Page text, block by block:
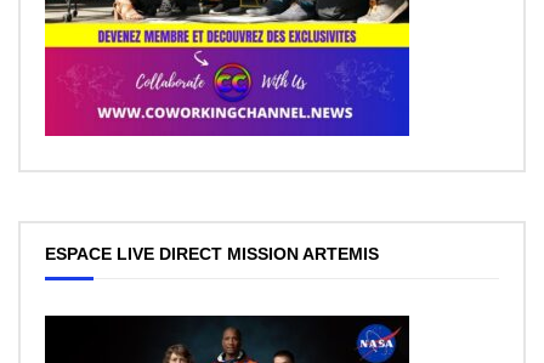
ESPACE LIVE DIRECT MISSION ARTEMIS